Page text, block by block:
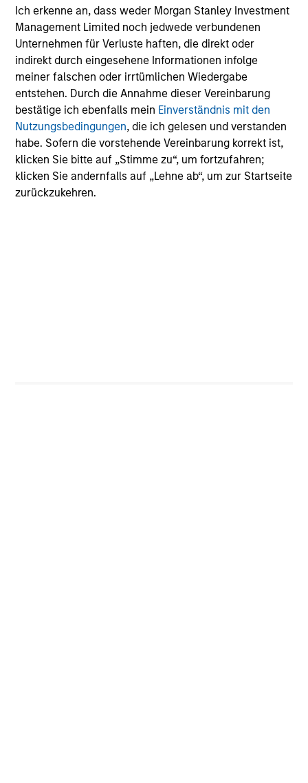
Ich erkenne an, dass weder Morgan Stanley Investment
Management Limited noch jedwede verbundenen
Unternehmen für Verluste haften, die direkt oder
indirekt durch eingesehene Informationen infolge
meiner falschen oder irrtümlichen Wiedergabe
entstehen. Durch die Annahme dieser Vereinbarung
bestätige ich ebenfalls mein Einverständnis mit den
Nutzungsbedingungen, die ich gelesen und verstanden
habe. Sofern die vorstehende Vereinbarung korrekt ist,
klicken Sie bitte auf „Stimme zu“, um fortzufahren;
klicken Sie andernfalls auf „Lehne ab“, um zur Startseite
zurückzukehren.